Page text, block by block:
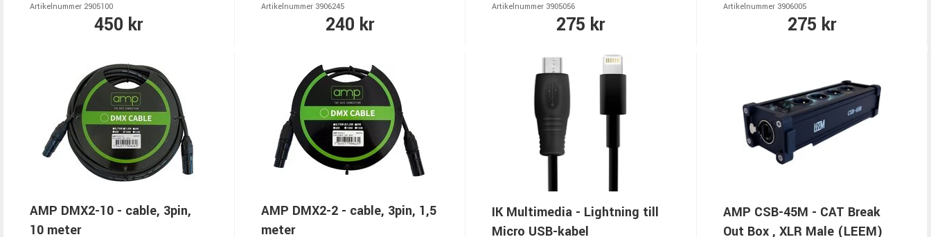
Artikelnummer 2905100
450 kr
Artikelnummer 3906245
240 kr
Artikelnummer 3905056
275 kr
Artikelnummer 3906005
275 kr
AMP DMX2-10 - cable, 3pin,
10 meter
AMP DMX2-2 - cable, 3pin, 1,5
meter
IK Multimedia - Lightning till
Micro USB-kabel
AMP CSB-45M - CAT Break
Out Box , XLR Male (LEEM)